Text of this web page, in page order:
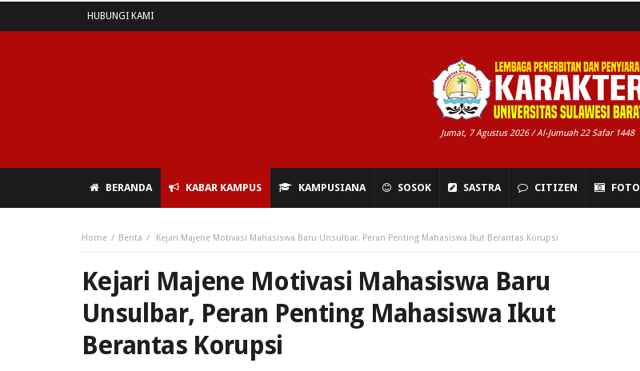
HUBUNGI KAMI
Jumat, 7 Agustus 2026 / Al-Jumuah 22 Safar 1448
BERANDA KABAR KAMPUS KAMPUSIANA SOSOK SASTRA CITIZEN FOTO
Home Berita Kejari Majene Motivasi Mahasiswa Baru Unsulbar, Peran Penting Mahasiswa Ikut Berantas Korupsi
Kejari Majene Motivasi Mahasiswa Baru
Unsulbar, Peran Penting Mahasiswa Ikut
Berantas Korupsi